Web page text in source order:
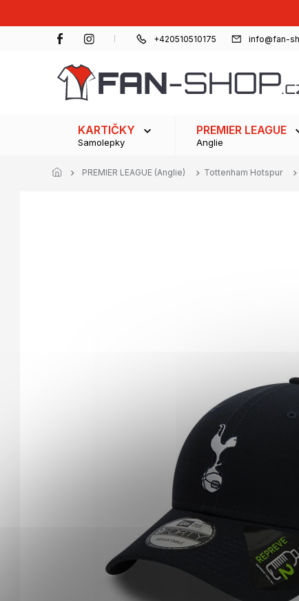
+420510510175 info@fan-
KARTIČKY
Samolepky
PREMIER LEAGUE
Anglie
PREMIER LEAGUE (Anglie) Tottenham Hotspur